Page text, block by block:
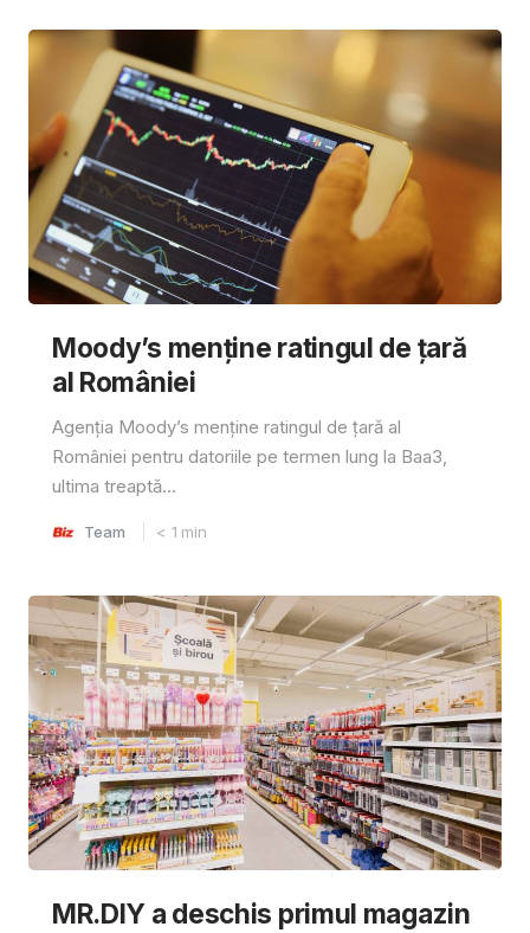
Moody’s menține ratingul de țară
al României
Agenția Moody’s menține ratingul de țară al
României pentru datoriile pe termen lung la Baa3,
ultima treaptă...
Team < 1 min
MR.DIY a deschis primul magazin